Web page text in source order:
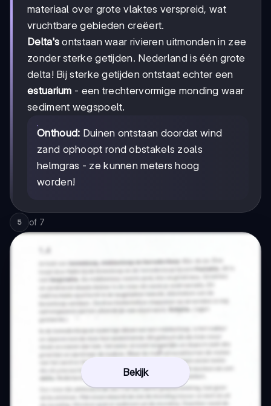
materiaal over grote vlaktes verspreid, wat
vruchtbare gebieden creëert.
Delta's ontstaan waar rivieren uitmonden in zee
zonder sterke getijden. Nederland is één grote
delta! Bij sterke getijden ontstaat echter een
estuarium - een trechtervormige monding waar
sediment wegspoelt.
Onthoud: Duinen ontstaan doordat wind
zand ophoopt rond obstakels zoals
helmgras - ze kunnen meters hoog
worden!
5 of 7
Bekijk